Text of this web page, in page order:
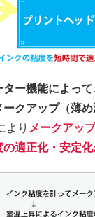
ター機能​によっ
クアップ（薄
より メークアッ
適正化​・安定